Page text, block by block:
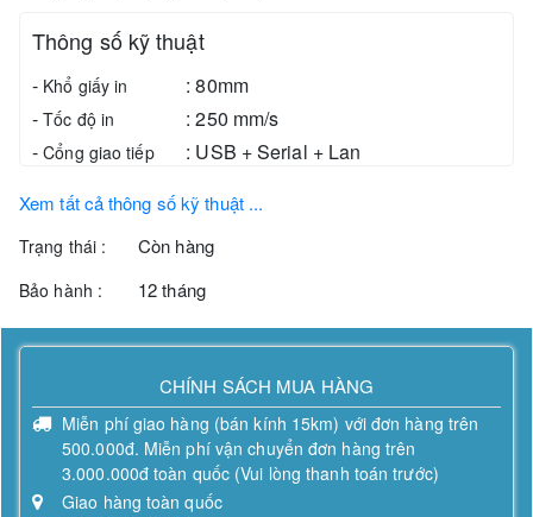
Thông số kỹ thuật
- Khổ giấy in :80mm
-Tốc độ in :250 mm/s
-Cổng giao tiếp : USB + Serial + Lan
Xem tất cả thông số kỹ thuật ...
Trạng thái : Còn hàng
Bảo hành : 12 tháng
CHÍNH SÁCH MUA HÀNG
Miễn phí giao hàng (bán kính 15km) với đơn hàng trên
500.000đ. Miễn phí vận chuyển đơn hàng trên
3.000.000đ toàn quốc (Vui lòng thanh toán trước)
Giao hàng toàn quốc